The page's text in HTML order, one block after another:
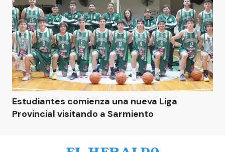
Estudiantes comienza una nueva Liga
Provincial visitando a Sarmiento